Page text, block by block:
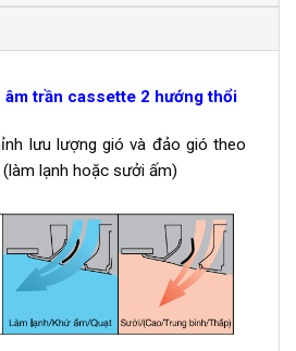
âm trần cassette 2 hướng thổi
lưu lượng gió và đảo gió theo
lạnh hoặc sưởi ấm)